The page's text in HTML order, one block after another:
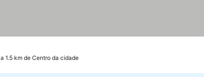
a 1.5 km de Centro da cidade